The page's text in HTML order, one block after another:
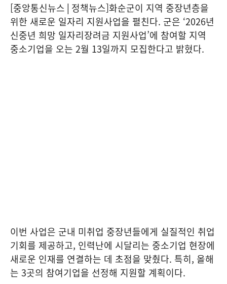
[중앙통신뉴스│정책뉴스]화순군이 지역 중장년층을
위한 새로운 일자리 지원사업을 펼친다. 군은 ‘2026년
신중년 희망 일자리장려금 지원사업’에 참여할 지역
중소기업을 오는 2월 13일까지 모집한다고 밝혔다.
이번 사업은 군내 미취업 중장년들에게 실질적인 취업
기회를 제공하고, 인력난에 시달리는 중소기업 현장에
새로운 인재를 연결하는 데 초점을 맞췄다. 특히, 올해
는 3곳의 참여기업을 선정해 지원할 계획이다.